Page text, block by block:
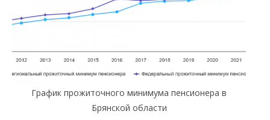
График прожиточного минимума пенсионера в
Брянской области